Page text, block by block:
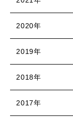
2020年
2019年
2018年
2017年